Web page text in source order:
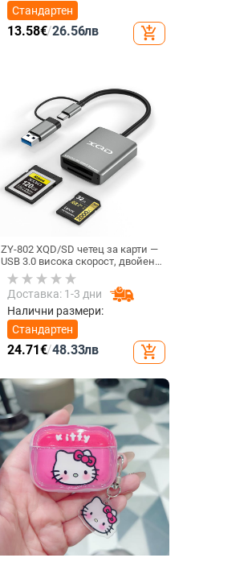
Стандартен
13.58€/26.56лв add_shopping_cart
ZY-802 XQD/SD четец за карти —
USB 3.0 висока скорост, двойен
интерфейс Type-C и USB,
алуминиев сплав + ABS
Доставка: 1-3 дни
Налични размери:
Стандартен
24.71€/48.33лв add_shopping_cart